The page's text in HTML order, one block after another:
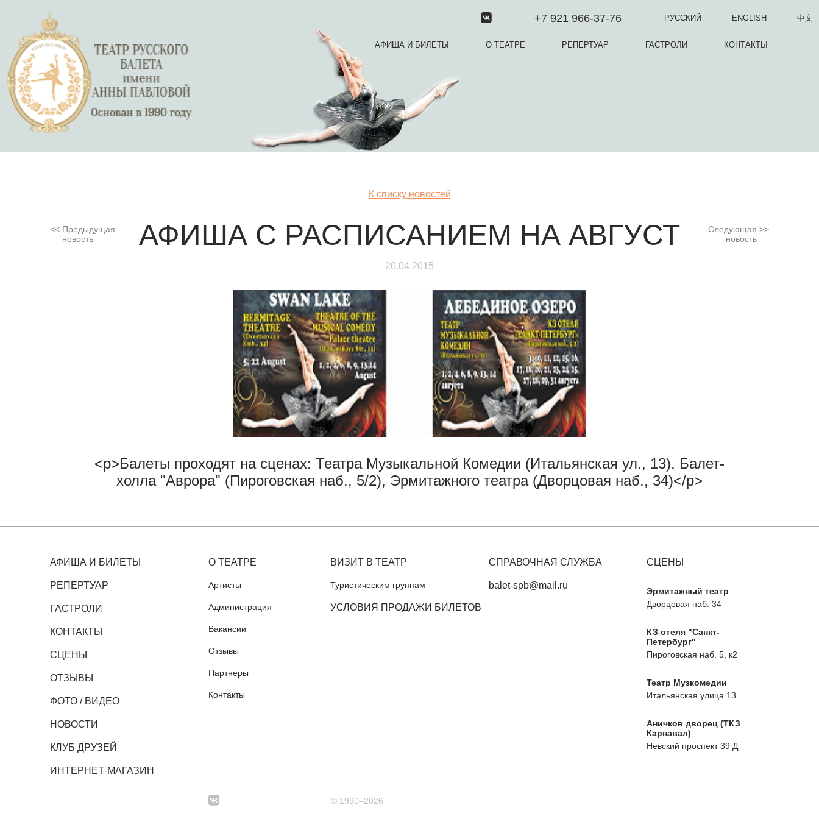
+7 921 966-37-76 РУССКИЙ ENGLISH 中文
АФИША И БИЛЕТЫ О ТЕАТРЕ РЕПЕРТУАР ГАСТРОЛИ КОНТАКТЫ
К списку новостей
Предыдущая
новость
АФИША С РАСПИСАНИЕМ НА АВГУСТ
20.04.2015
Следующая
новость
<p>Балеты проходят на сценах: Театра Музыкальной Комедии (Итальянская ул., 13), Балет-
холла "Аврора" (Пироговская наб., 5/2), Эрмитажного театра (Дворцовая наб., 34)</p>
АФИША И БИЛЕТЫ
РЕПЕРТУАР
ГАСТРОЛИ
КОНТАКТЫ
СЦЕНЫ
ОТЗЫВЫ
ФОТО / ВИДЕО
НОВОСТИ
КЛУБ ДРУЗЕЙ
ИНТЕРНЕТ-МАГАЗИН
О ТЕАТРЕ
Артисты
Администрация
Вакансии
Отзывы
Партнеры
Контакты
ВИЗИТ В ТЕАТР
Туристическим группам
УСЛОВИЯ ПРОДАЖИ БИЛЕТОВ
СПРАВОЧНАЯ СЛУЖБА
balet-spb@mail.ru
СЦЕНЫ
Эрмитажный театр
Дворцовая наб. 34
КЗ отеля "Санкт-
Петербург"
Пироговская наб. 5, к2
Театр Музкомедии
Итальянская улица 13
Аничков дворец (ТКЗ
Карнавал)
Невский проспект 39 Д
© 1990–2026